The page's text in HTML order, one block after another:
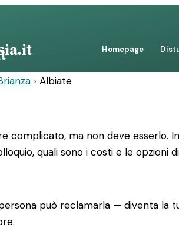
Homepage
› Albiate
complicato, ma non deve esserlo.
quali sono i costi e le opzioni
può reclamarla — diventa la